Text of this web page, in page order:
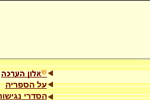
על הספריה
הסדרי